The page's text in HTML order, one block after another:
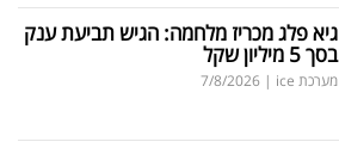
גיא פלג מכריז מלחמה: הגיש תביעת ענק
בסך 5 מיליון שקל
מערכת ice |
7/8/2026